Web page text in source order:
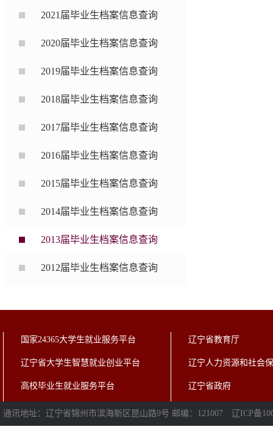
2021届毕业生档案信息查询
2020届毕业生档案信息查询
2019届毕业生档案信息查询
2018届毕业生档案信息查询
2017届毕业生档案信息查询
2016届毕业生档案信息查询
2015届毕业生档案信息查询
2014届毕业生档案信息查询
2013届毕业生档案信息查询
2012届毕业生档案信息查询
国家24365大学生就业服务平台
辽宁省大学生智慧就业创业平台
高校毕业生就业服务平台
辽宁省教育厅
辽宁人力资源和社会
辽宁省政府
通讯地址：辽宁省锦州市滨海新区昆山路9号 邮编：121007 辽ICP备